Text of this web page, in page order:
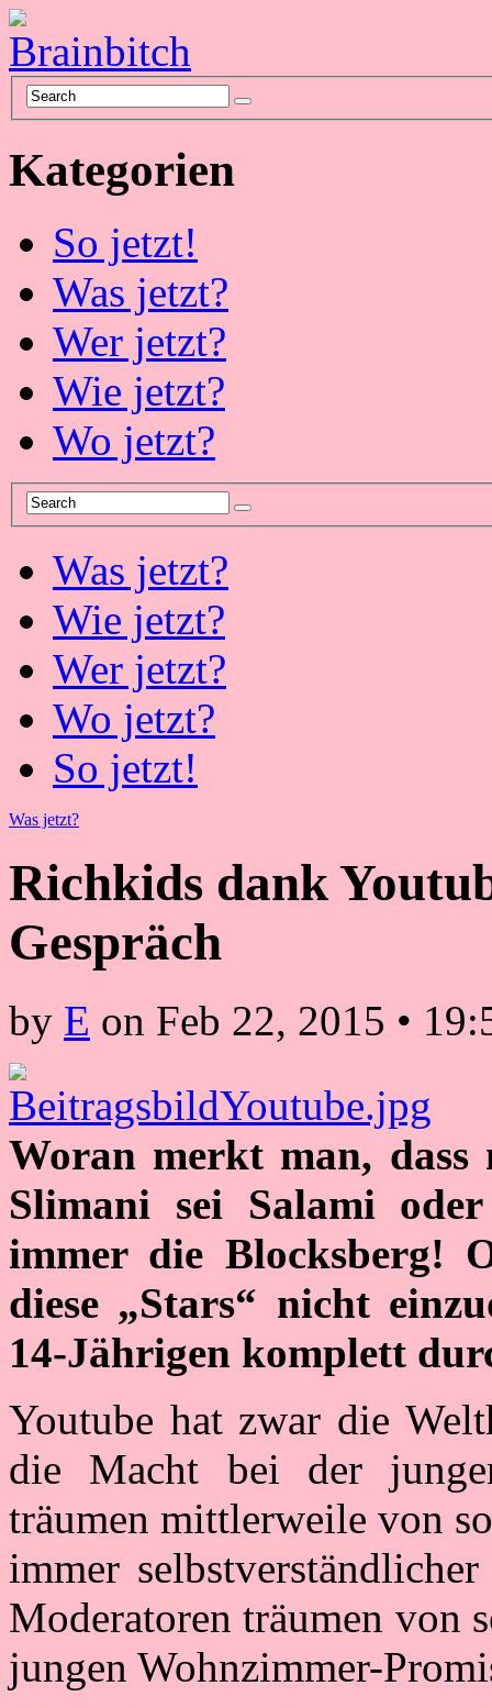
Kategorien
So jetzt!
Was jetzt?
Wer jetzt?
Wie jetzt?
Wo jetzt?
Was jetzt?
Wie jetzt?
Wer jetzt?
Wo jetzt?
So jetzt!
Was jetzt?
Richkids dank
Gespräch
by E on Feb 22, 2015 •
Woran merkt man,
Slimani sei Salami
immer die Blocksberg!
diese „Stars“ nicht
14-Jährigen komplett
Youtube hat zwar die
die Macht bei der
träumen mittlerweile von
immer
Moderatoren träumen von
jungen Wohnzimmer-